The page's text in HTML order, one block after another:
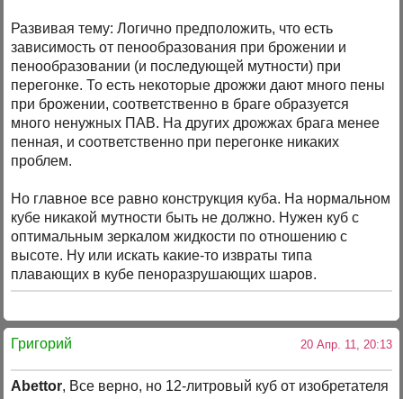
Развивая тему: Логично предположить, что есть
зависимость от пенообразования при брожении и
пенообразовании (и последующей мутности) при
перегонке. То есть некоторые дрожжи дают много пены
при брожении, соответственно в браге образуется
много ненужных ПАВ. На других дрожжах брага менее
пенная, и соответственно при перегонке никаких
проблем.
Но главное все равно конструкция куба. На нормальном
кубе никакой мутности быть не должно. Нужен куб с
оптимальным зеркалом жидкости по отношению с
высоте. Ну или искать какие-то извраты типа
плавающих в кубе пеноразрушающих шаров.
Григорий 20 Апр. 11, 20:13
Abettor, Все верно, но 12-литровый куб от изобретателя